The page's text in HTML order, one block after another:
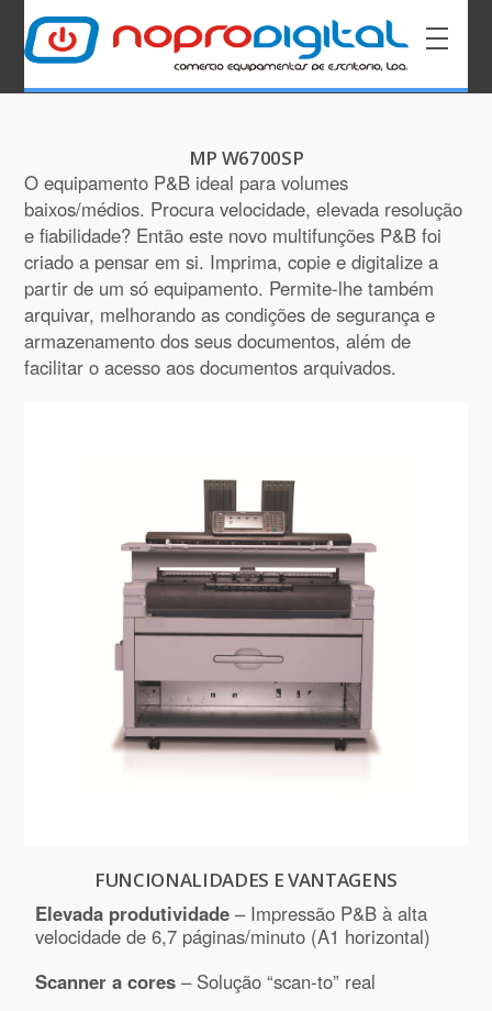
MP W6700SP
O equipamento P&B ideal para volumes
baixos/médios. Procura velocidade, elevada resolução
e fiabilidade? Então este novo multifunções P&B foi
criado a pensar em si. Imprima, copie e digitalize a
partir de um só equipamento. Permite-lhe também
arquivar, melhorando as condições de segurança e
armazenamento dos seus documentos, além de
facilitar o acesso aos documentos arquivados.
FUNCIONALIDADES E VANTAGENS
Elevada produtividade – Impressão P&B à alta
velocidade de 6,7 páginas/minuto (A1 horizontal)
Scanner a cores – Solução “scan-to” real